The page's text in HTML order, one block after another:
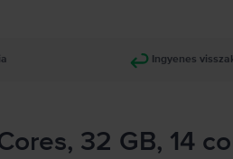
Ingyenes
32 GB, 14